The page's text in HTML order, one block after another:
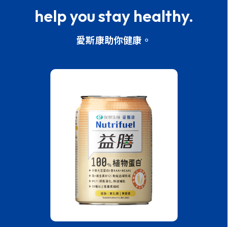
help you stay healthy.
愛斯康助你健康。